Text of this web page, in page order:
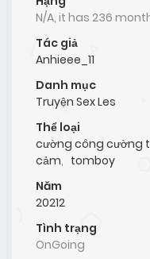
N/A, it has 236
Tác giả
Anhieee_11
Danh mục
Truyện Sex Les
Thể loại
cường công cường
cảm, tomboy
Năm
20212
Tình trạng
OnGoing